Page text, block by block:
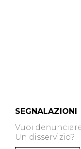
SEGNALAZIONI
Vuoi
Un disservizio?